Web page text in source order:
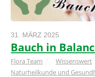
31. MÄRZ 2025
Bauch in
Flora Team Wissenswert
Naturheilkunde und